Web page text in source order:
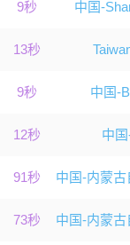
9秒 中国-
13秒
9秒 中国-
12秒 中
91秒 中国-内蒙
73秒 中国-内蒙